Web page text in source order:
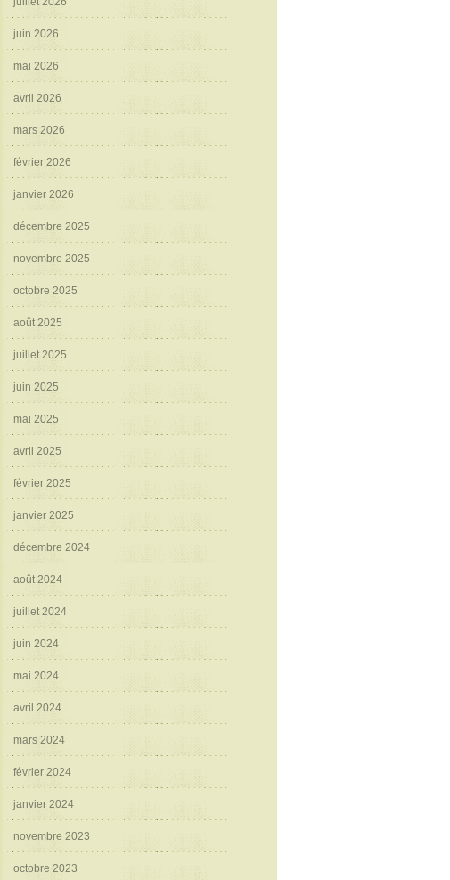
juin 2026
mai 2026
avril 2026
mars 2026
février 2026
janvier 2026
décembre 2025
novembre 2025
octobre 2025
août 2025
juillet 2025
juin 2025
mai 2025
avril 2025
février 2025
janvier 2025
décembre 2024
août 2024
juillet 2024
juin 2024
mai 2024
avril 2024
mars 2024
février 2024
janvier 2024
novembre 2023
octobre 2023